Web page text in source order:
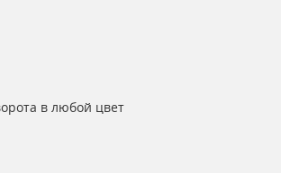
в любой цвет